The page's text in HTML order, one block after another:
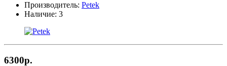
Производитель: Petek
Наличие: 3
6300р.